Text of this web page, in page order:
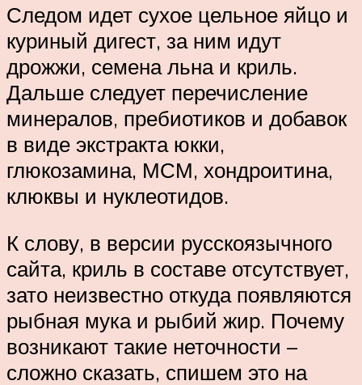
Следом идет сухое цельное яйцо и
куриный дигест, за ним идут
дрожжи, семена льна и криль.
Дальше следует перечисление
минералов, пребиотиков и добавок
в виде экстракта юкки,
глюкозамина, МСМ, хондроитина,
клюквы и нуклеотидов.
К слову, в версии русскоязычного
сайта, криль в составе отсутствует,
зато неизвестно откуда появляются
рыбная мука и рыбий жир. Почему
возникают такие неточности –
сложно сказать, спишем это на